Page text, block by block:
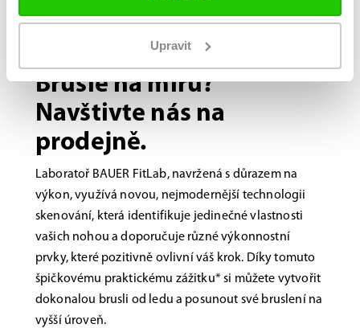
Upravit
Brusle na míru?
Navštivte nás na
prodejně.
Laboratoř BAUER FitLab, navržená s důrazem na
výkon, využívá novou, nejmodernější technologii
skenování, která identifikuje jedinečné vlastnosti
vašich nohou a doporučuje různé výkonnostní
prvky, které pozitivně ovlivní váš krok. Díky tomuto
špičkovému praktickému zážitku* si můžete vytvořit
dokonalou brusli od ledu a posunout své bruslení na
vyšší úroveň.